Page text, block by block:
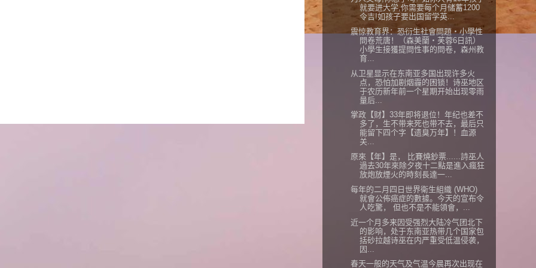
就要进大学,你需要每个月储蓄1200
令吉!如孩子要出国留学英...
震惊教育界：恐衍生社會問題‧小學性
問卷荒唐！（森美蘭‧芙蓉6日訊）
小學生接獲提問性事的問卷，森州教
育...
从卫星显示在东南亚多国出现许多火
点，恐怕加剧烟霾的困锁！诗巫地区
于农历新年前一个星期开始出现零雨
量后...
掌政【财】33年即将退位！年纪也差不
多了，生不带来死也带不去，最后只
能留下四个字【遗臭万年】！血源
关...
原來【年】是， 比賽燒鈔票......詩巫人
過去30年來除夕夜十二點是進入瘋狂
放炮放煙火的時刻長達一...
每年的二月四日世界衛生組織 (WHO)
就會公佈癌症的數據。今天的宣布令
人吃驚， 但也不是不能領會，...
近一个月多来因受强烈大陆冷气团北下
的影响，处于东南亚热带几个国家包
括砂拉越诗巫在内严重受低温侵袭，
因...
春天一般的天气及气温今晨再次出现在